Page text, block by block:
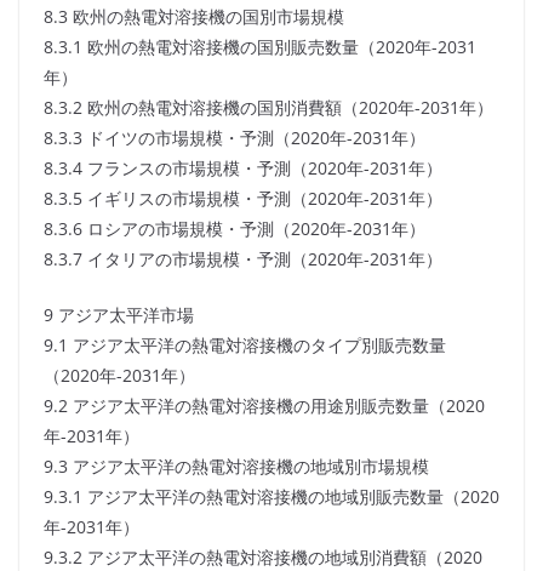
8.3 欧州の熱電対溶接機の国別市場規模
8.3.1 欧州の熱電対溶接機の国別販売数量（2020年-2031
年）
8.3.2 欧州の熱電対溶接機の国別消費額（2020年-2031年）
8.3.3 ドイツの市場規模・予測（2020年-2031年）
8.3.4 フランスの市場規模・予測（2020年-2031年）
8.3.5 イギリスの市場規模・予測（2020年-2031年）
8.3.6 ロシアの市場規模・予測（2020年-2031年）
8.3.7 イタリアの市場規模・予測（2020年-2031年）
9 アジア太平洋市場
9.1 アジア太平洋の熱電対溶接機のタイプ別販売数量
（2020年-2031年）
9.2 アジア太平洋の熱電対溶接機の用途別販売数量（2020
年-2031年）
9.3 アジア太平洋の熱電対溶接機の地域別市場規模
9.3.1 アジア太平洋の熱電対溶接機の地域別販売数量（2020
年-2031年）
9.3.2 アジア太平洋の熱電対溶接機の地域別消費額（2020